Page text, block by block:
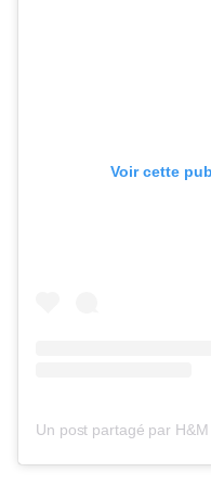
Voir cette
Un post partagé par